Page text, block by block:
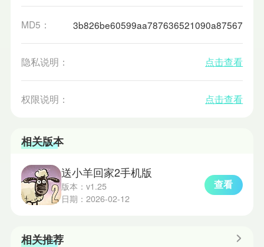
MD5： 3b826be60599aa787636521090a87567
隐私说明： 点击查看
权限说明： 点击查看
相关版本
送小羊回家2手机版
版本：v1.25
日期：2026-02-12
查看
相关推荐